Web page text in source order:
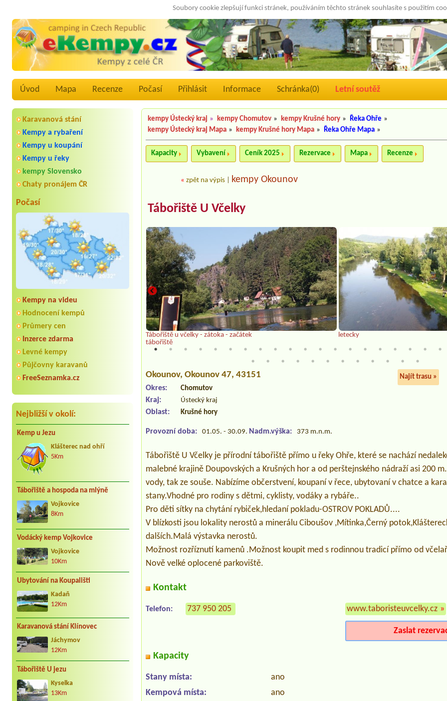
Soubory cookie zlepšují funkci stránek, používáním těchto stránek souhlasíte s použitím
Úvod Mapa Recenze Počasí Přihlásit Informace Schránka(0) Letní soutěž
Karavanová stání
Kempy a rybaření
Kempy u koupání
Kempy u řeky
kempy Slovensko
Chaty pronájem ČR
Počasí
Kempy na videu
Hodnocení kempů
Průmery cen
Inzerce zdarma
Levné kempy
Půjčovny karavanů
FreeSeznamka.cz
Nejbližší v okolí:
Kemp u Jezu
Klášterec nad ohří
5Km
Tábořiště a hospoda na mlýně
Vojkovice
8Km
Vodácký kemp Vojkovice
Vojkovice
10Km
Ubytování na Koupališti
Kadaň
12Km
Karavanová stání Klínovec
Jáchymov
12Km
Tábořiště U jezu
Kyselka
13Km
kempy Ústecký kraj » kempy Chomutov » kempy Krušné hory » Řeka Ohře »
kempy Ústecký kraj Mapa » kempy Krušné hory Mapa » Řeka Ohře Mapa »
Kapacity Vybavení Ceník 2025 Rezervace Mapa Recenze
«zpět na výpis kempy Okounov
Tábořiště U Včelky
Tábořiště u včelky - zátoka - začátek
tábořiště
letecky
Okounov, Okounov 47, 43151 Najít trasu »
Okres: Chomutov
Kraj: Ústecký kraj
Oblast: Krušné hory
Provozní doba: 01.05. - 30.09. Nadm.výška: 373 m.n.m.
Tábořiště U Včelky je přírodní tábořiště přímo u řeky Ohře, které se nachází
malebné krajině Doupovských a Krušných hor a od perštejnského nádraží asi 200
vody, tak ze souše. Nabízíme občerstvení, koupaní v řece, ubytovaní v chatce a
stany.Vhodné pro rodiny s dětmi, cyklisty, vodáky a rybáře..
Pro děti sítky na chytání rybiček,hledaní pokladu-OSTROV POKLADŮ....
V blízkosti jsou lokality nerostů a minerálu Ciboušov ,Mítinka,Černý
dalších.Malá výstavka nerostů.
Možnost rozříznutí kamenů .Možnost koupit med s rodinnou tradicí přímo od
Nově velké oplocené parkoviště.
Kontakt
Telefon: 737 950 205 www.taboristeuvcelky.cz »
Zaslat
Kapacity
Stany místa:
ano
Kempová místa:
ano